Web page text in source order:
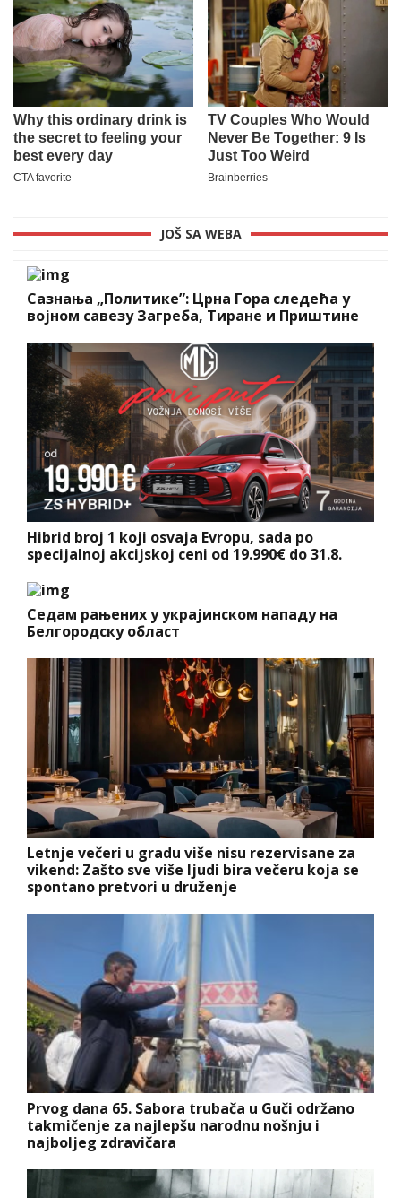
JOŠ SA WEBA
Сазнања „Политике”: Црна Гора следећа у
војном савезу Загреба, Тиране и Приштине
Hibrid broj 1 koji osvaja Evropu, sada po
specijalnoj akcijskoj ceni od 19.990€ do 31.8.
Седам рањених у украјинском нападу на
Белгородску област
Letnje večeri u gradu više nisu rezervisane za
vikend: Zašto sve više ljudi bira večeru koja se
spontano pretvori u druženje
Prvog dana 65. Sabora trubača u Guči održano
takmičenje za najlepšu narodnu nošnju i
najboljeg zdravičara